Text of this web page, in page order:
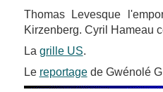
Thomas Levesque
Kirzenberg. Cyril Hameau
La grille US.
Le reportagede Gwénolé